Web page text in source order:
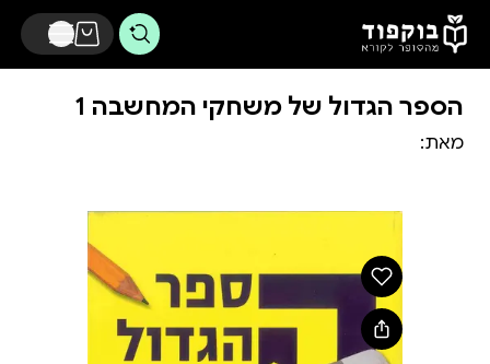
דלג לתוכן הראשי
הספר הגדול של משחקי המחשבה 1
מאת: